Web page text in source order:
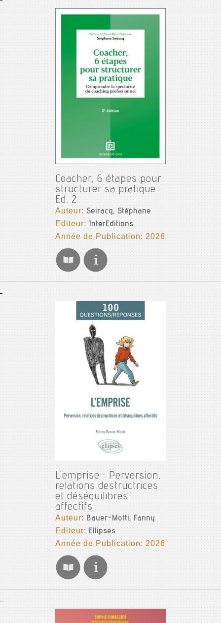
Coacher, 6 étapes pour
structurer sa pratique
Ed. 2
Auteur:Seiracq, Stéphane
Editeur: InterEditions
Année de Publication: 2026
L'emprise : Perversion,
relations destructrices
et déséquilibres
affectifs
Auteur:Bauer-Motti, Fanny
Editeur: Ellipses
Année de Publication: 2026